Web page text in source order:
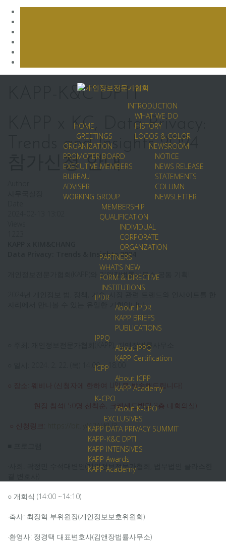
HOME
GREETINGS
INTRODUCTION
WHAT WE DO
HISTORY
LOGOS & COLOR
ORGANIZATION
PROMOTER BOARD
EXECUTIVE MEMBERS
BUREAU
ADVISER
WORKING GROUP
NEWSROOM
NOTICE
NEWS RELEASE
STATEMENTS
COLUMN
NEWSLETTER
MEMBERSHIP
QUALIFICATION
INDIVIDUAL
CORPORATE
ORGANZATION
PARTNERS
WHAT’S NEW
FORM & DIRECTIVE
INSTITUTIONS
IPDR
About IPDR
KAPP BRIEFS
PUBLICATIONS
IPPQ
About IPPQ
KAPP Certification
ICPP
About ICPP
KAPP Academy
K-CPO
About K-CPO
EXCLUSIVES
KAPP DATA PRIVACY SUMMIT
KAPP-K&C DPTI
KAPP INTENSIVES
KAPP Awards
KAPP Academy
KAPP-K&C DPTI
KAPP x KC, Data Privacy:
Trends and Insights 2024
참가신청 안내
Data Privacy: Trends & Insights 2024
개인정보전문가협회(KAPP)와 김앤장법률사무소 공동 기획!
2024년 개인정보 법, 정책, 기술, 시장 관련 트렌드와 인사이트를 한
자리에서 만나볼 수 있는 유일한 기회입니다.
○ 주최: 개인정보전문가협회(KAPP), 김앤장법률사무소
○ 일시: 2024. 2. 22. (목) 14:00 ~ 18:00
○ 장소: 웨비나 (신청자에 한하여 URL을 발송해드립니다)
현장 참석( 50명 선착순, 크레센도빌딩 3층 대회의실)
○ 신청링크: https://bit.ly/42AkKU3
·사회: 곽정민 수석대변인(개인정보전문가협회, 법무법인 클라스한
○ 개회식 (14:00 ~14:10)
·축사: 최장혁 부위원장(개인정보보호위원회)
·환영사: 정경택 대표변호사(김앤장법률사무소)